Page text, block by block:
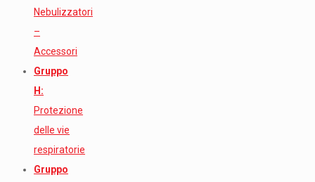
Nebulizzatori
–
Accessori
Gruppo
H:
Protezione
delle vie
respiratorie
Gruppo